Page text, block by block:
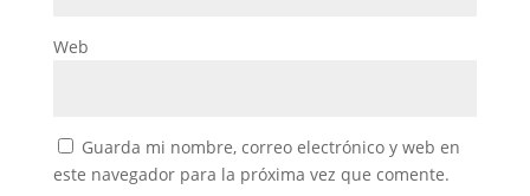
Web
Guarda mi nombre, correo electrónico y web en
este navegador para la próxima vez que comente.